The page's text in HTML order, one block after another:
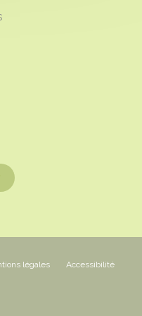
légales
Accessibilité